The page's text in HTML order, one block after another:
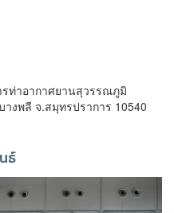
ท่าอากาศยานสุวรรณภูมิ
งพลี จ.สมุทรปราการ 10540
ธ์
Next